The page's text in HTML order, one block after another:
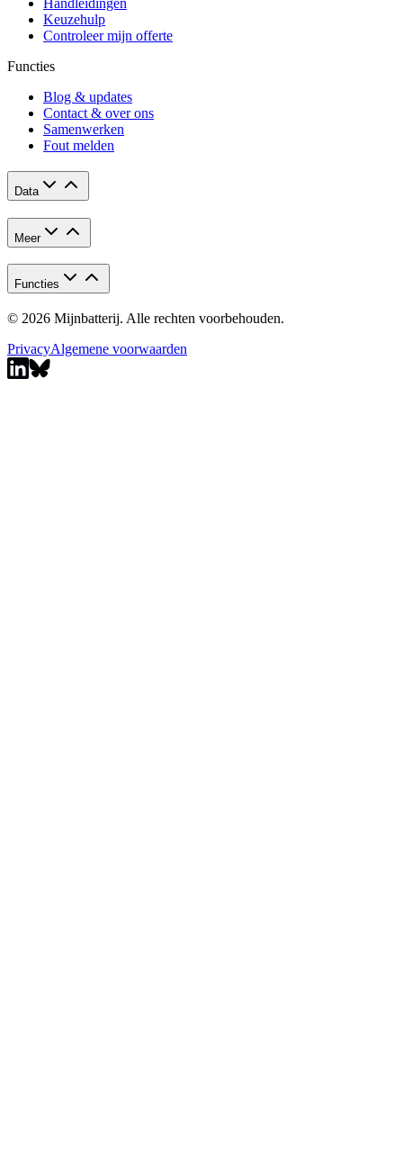
Handleidingen
Keuzehulp
Controleer mijn offerte
Functies
Blog & updates
Contact & over ons
Samenwerken
Fout melden
Data
Meer
Functies
© 2026 Mijnbatterij. Alle rechten voorbehouden.
PrivacyAlgemene voorwaarden